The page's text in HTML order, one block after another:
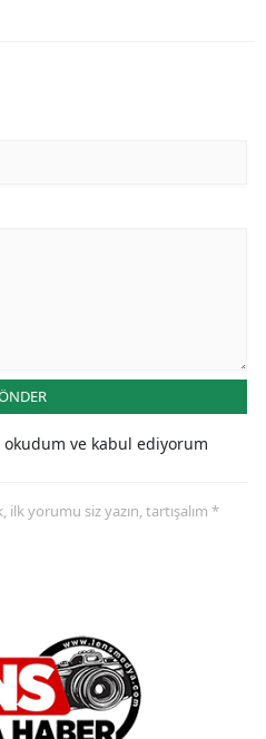
okudum ve kabul ediyorum
yorumu siz yazın, tartışalım *